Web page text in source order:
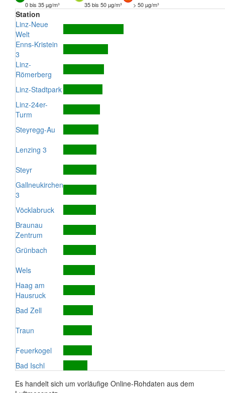
0 bis 35 µg/m³
35 bis 50 µg/m³ > 50 µg/m³
Station
Linz-Neue
Welt
Enns-Kristein
3
Linz-
Römerberg
Linz-Stadtpark
Linz-24er-
Turm
Steyregg-Au
Lenzing 3
Steyr
Gallneukirchen
3
Vöcklabruck
Braunau
Zentrum
Grünbach
Wels
Haag am
Hausruck
Bad Zell
Traun
Feuerkogel
Bad Ischl
Es handelt sich um vorläufige Online-Rohdaten aus dem